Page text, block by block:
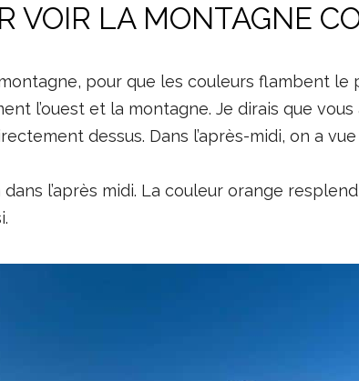
VOIR LA MONTAGNE
pour que les couleurs flambent le
l’ouest et la montagne. Je dirais que
dessus. Dans l’après-midi, on a
l’après midi. La couleur orange